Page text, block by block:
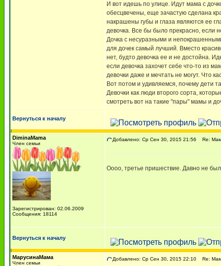
И вот идешь по улице. Идут мама с
обесцвечены, еще зачастую сделана
накрашены губы и глаза являются ее
девочка. Все бы было прекрасно, если
Дочка с несуразными и
для дочек самый лучший. Вместо
нет, будто девочка ее и не достойна.
если девочка захочет себе что-то из
девочки даже и мечтать не могут. Что
Вот потом и удивляемся, почему дети
Девочки как люди второго сорта,
смотреть вот на такие "пары" мамы и
Вернуться к началу
DiminaMama
Член семьи
Зарегистрирован: 02.06.2009
Сообщения: 18114
Добавлено: Ср Сен 30, 2015 21:56 Re:
Оооо, третье пришествие. Давно не
Вернуться к началу
МарусинаМама
Член семьи
Добавлено: Ср Сен 30, 2015 22:10 Re: